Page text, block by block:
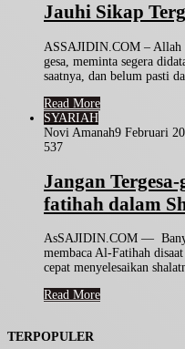
Jauhi Sikap
ASSAJIDIN.COM – Allah
gesa, meminta segera
saatnya, dan belum pasti
Read More
SYARIAH
Novi Amanah9 Februari
537
Jangan
fatihah dalam
AsSAJIDIN.COM —
membaca Al-Fatihah
cepat menyelesaikan
Read More
TERPOPULER